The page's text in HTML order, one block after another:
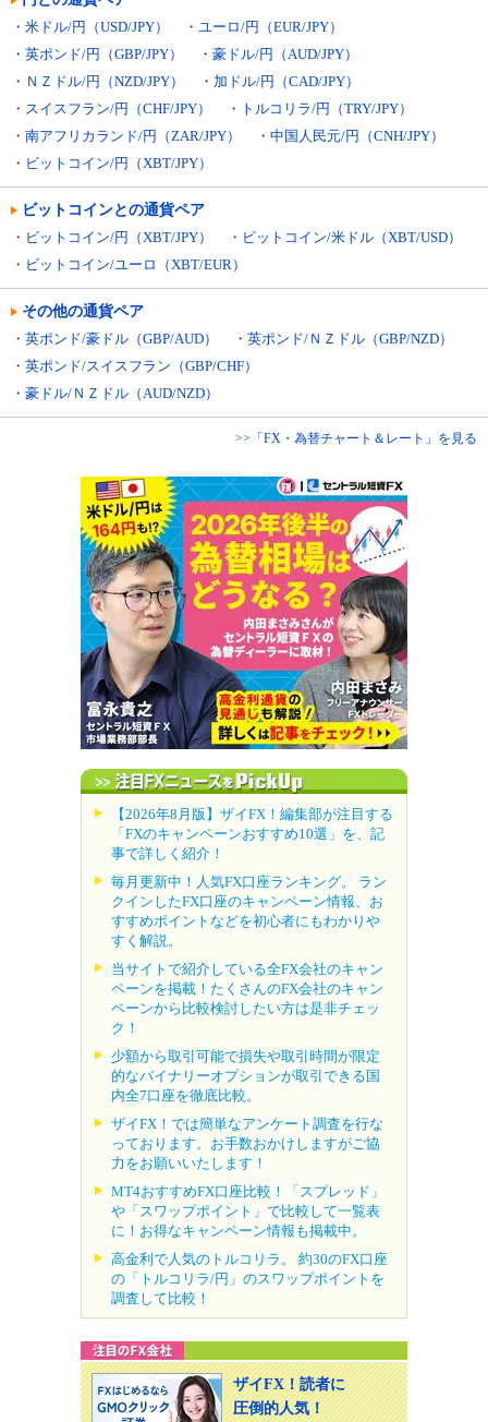
・ 米ドル/円（USD/JPY） ・ ユーロ/円（EUR/JPY）
・ 英ポンド/円（GBP/JPY） ・ 豪ドル/円（AUD/JPY）
・ ＮＺドル/円（NZD/JPY） ・ 加ドル/円（CAD/JPY）
・ スイスフラン/円（CHF/JPY） ・ トルコリラ/円（TRY/JPY）
・ 南アフリカランド/円（ZAR/JPY） ・ 中国人民元/円（CNH/JPY）
・ ビットコイン/円（XBT/JPY）
ビットコインとの通貨ペア
・ ビットコイン/円（XBT/JPY） ・ ビットコイン/米ドル（XBT/USD）
・ ビットコイン/ユーロ（XBT/EUR）
その他の通貨ペア
・ 英ポンド/豪ドル（GBP/AUD） ・ 英ポンド/ＮＺドル（GBP/NZD）
・ 英ポンド/スイスフラン（GBP/CHF）
・ 豪ドル/ＮＺドル（AUD/NZD）
>>「FX・為替チャート＆レート」を見る
【2026年8月版】ザイFX！編集部が注目する
「FXのキャンペーンおすすめ10選」を、記
事で詳しく紹介！
毎月更新中！人気FX口座ランキング。 ラン
クインしたFX口座のキャンペーン情報、お
すすめポイントなどを初心者にもわかりや
すく解説。
当サイトで紹介している全FX会社のキャン
ペーンを掲載！たくさんのFX会社のキャン
ペーンから比較検討したい方は是非チェッ
ク！
少額から取引可能で損失や取引時間が限定
的なバイナリーオプションが取引できる国
内全7口座を徹底比較。
ザイFX！では簡単なアンケート調査を行な
っております。お手数おかけしますがご協
力をお願いいたします！
MT4おすすめFX口座比較！「スプレッド」
や「スワップポイント」で比較して一覧表
に！お得なキャンペーン情報も掲載中。
高金利で人気のトルコリラ。 約30のFX口座
の「トルコリラ/円」のスワップポイントを
調査して比較！
ザイFX！読者に
圧倒的人気！